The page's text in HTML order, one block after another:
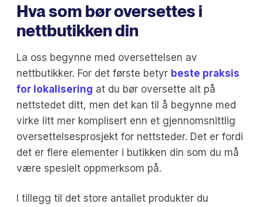
Hva som bør oversettes i
nettbutikken din
La oss begynne med oversettelsen av
nettbutikker. For det første betyr beste praksis
for lokalisering at du bør oversette alt på
nettstedet ditt, men det kan til å begynne med
virke litt mer komplisert enn et gjennomsnittlig
oversettelsesprosjekt for nettsteder. Det er fordi
det er flere elementer i butikken din som du må
være spesielt oppmerksom på.
I tillegg til det store antallet produkter du